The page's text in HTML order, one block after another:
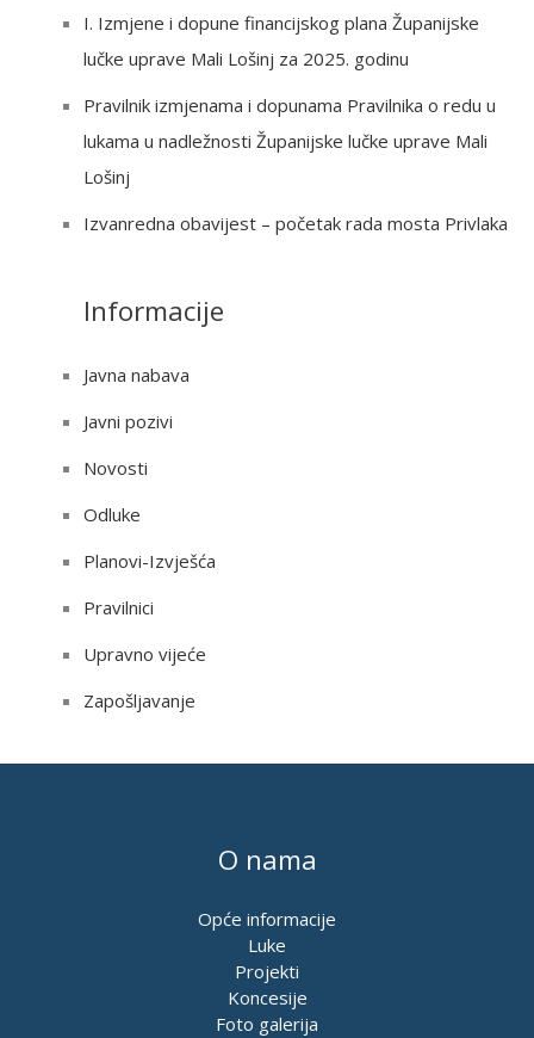
r
:
I. Izmjene i dopune financijskog plana Županijske
lučke uprave Mali Lošinj za 2025. godinu
Pravilnik izmjenama i dopunama Pravilnika o redu u
lukama u nadležnosti Županijske lučke uprave Mali
Lošinj
Izvanredna obavijest – početak rada mosta Privlaka
Informacije
Javna nabava
Javni pozivi
Novosti
Odluke
Planovi-Izvješća
Pravilnici
Upravno vijeće
Zapošljavanje
O nama
Opće informacije
Luke
Projekti
Koncesije
Foto galerija